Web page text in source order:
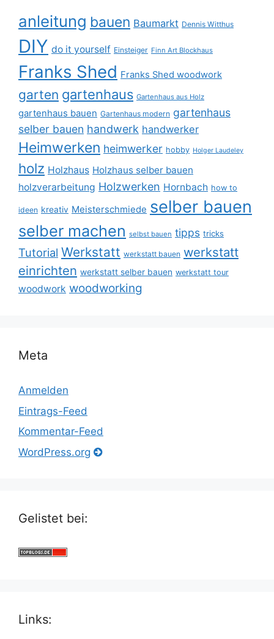
anleitung bauen Baumarkt Dennis Witthus
DIY do it yourself Einsteiger Finn Art Blockhaus
Franks Shed Franks Shed woodwork
garten gartenhaus Gartenhaus aus Holz
gartenhaus bauen Gartenhaus modern gartenhaus
selber bauen handwerk handwerker
Heimwerken heimwerker hobby Holger Laudeley
holz Holzhaus Holzhaus selber bauen
holzverarbeitung Holzwerken Hornbach how to
ideen kreativ Meisterschmiede selber bauen
selber machen selbst bauen tipps tricks
Tutorial Werkstatt werkstatt bauen werkstatt
einrichten werkstatt selber bauen werkstatt tour
woodwork woodworking
Meta
Anmelden
Eintrags-Feed
Kommentar-Feed
WordPress.org
Gelistet bei:
Links: